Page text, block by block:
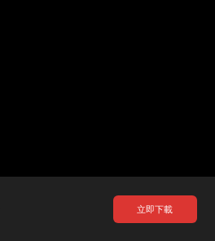
立即下載